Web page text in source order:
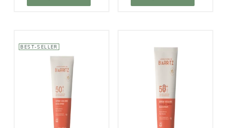
BEST-SELLER
LABORATOIRES
DE BIARRITZ
LABORATOIRES
DE BIARRITZ